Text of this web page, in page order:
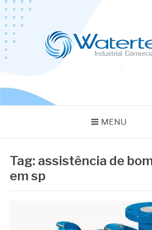
Pular
para
conteúdo
MENU
Tag: assistência de
em sp